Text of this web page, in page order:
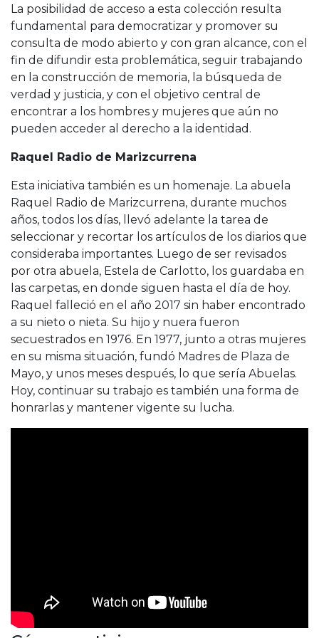
La posibilidad de acceso a esta colección resulta
fundamental para democratizar y promover su
consulta de modo abierto y con gran alcance, con el
fin de difundir esta problemática, seguir trabajando
en la construcción de memoria, la búsqueda de
verdad y justicia, y con el objetivo central de
encontrar a los hombres y mujeres que aún no
pueden acceder al derecho a la identidad.
Raquel Radio de Marizcurrena
Esta iniciativa también es un homenaje. La abuela
Raquel Radio de Marizcurrena, durante muchos
años, todos los días, llevó adelante la tarea de
seleccionar y recortar los artículos de los diarios que
consideraba importantes. Luego de ser revisados
por otra abuela, Estela de Carlotto, los guardaba en
las carpetas, en donde siguen hasta el día de hoy.
Raquel falleció en el año 2017 sin haber encontrado
a su nieto o nieta. Su hijo y nuera fueron
secuestrados en 1976. En 1977, junto a otras mujeres
en su misma situación, fundó Madres de Plaza de
Mayo, y unos meses después, lo que sería Abuelas.
Hoy, continuar su trabajo es también una forma de
honrarlas y mantener vigente su lucha.